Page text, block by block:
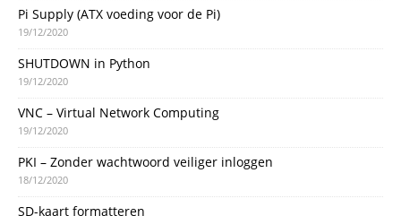
Pi Supply (ATX voeding voor de Pi)
19/12/2020
SHUTDOWN in Python
19/12/2020
VNC – Virtual Network Computing
19/12/2020
PKI – Zonder wachtwoord veiliger inloggen
18/12/2020
SD-kaart formatteren